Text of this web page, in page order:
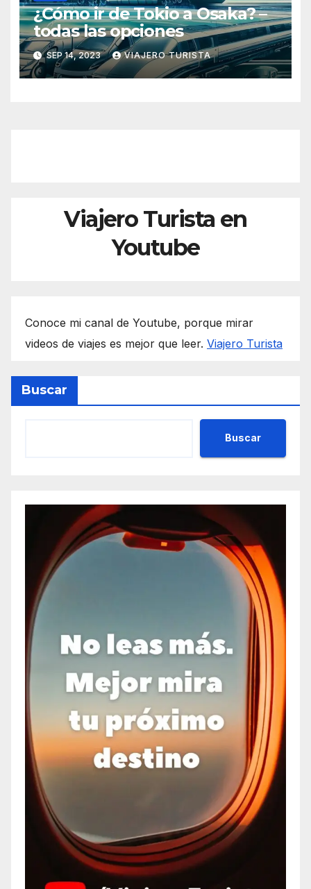
¿Cómo ir de Tokio a Osaka? –
todas las opciones
SEP 14, 2023 VIAJERO TURISTA
Viajero Turista en
Youtube
Conoce mi canal de Youtube, porque mirar
videos de viajes es mejor que leer. Viajero Turista
Buscar
Buscar